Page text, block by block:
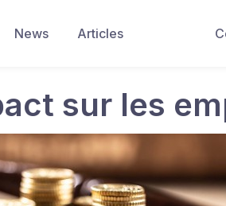
News Articles
sur les